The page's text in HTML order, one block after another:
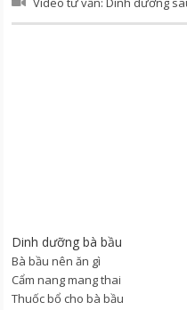
Dinh dưỡng bà bầu
Bà bầu nên ăn gì
Cẩm nang mang thai
Thuốc bổ cho bà bầu